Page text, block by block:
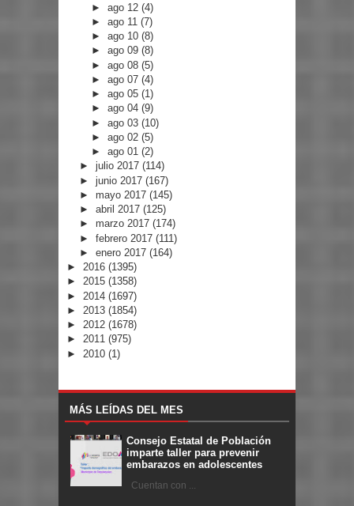
►ago 12(4)
►ago 11(7)
►ago 10(8)
►ago 09(8)
►ago 08(5)
►ago 07(4)
►ago 05(1)
►ago 04(9)
►ago 03(10)
►ago 02(5)
►ago 01(2)
► julio 2017 (114)
► junio 2017 (167)
► mayo 2017 (145)
► abril 2017 (125)
► marzo 2017 (174)
► febrero 2017 (111)
► enero 2017 (164)
► 2016 (1395)
► 2015 (1358)
► 2014 (1697)
► 2013 (1854)
► 2012 (1678)
► 2011 (975)
► 2010 (1)
MÁS LEÍDAS DEL MES
Consejo Estatal de Población
imparte taller para prevenir
embarazos en adolescentes
Cuentan con ...